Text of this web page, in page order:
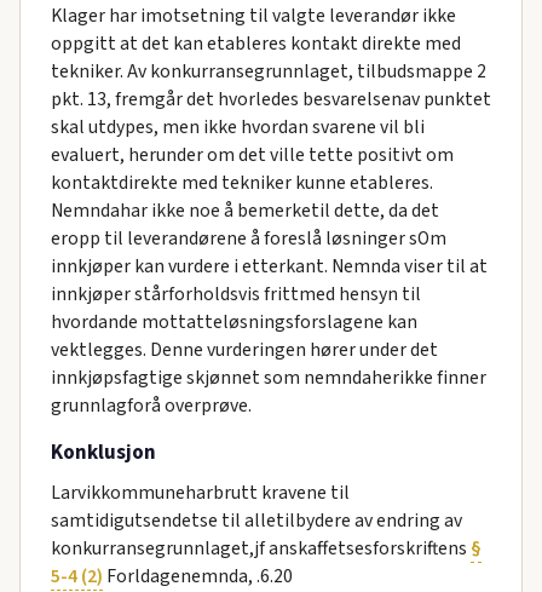
Klager har imotsetning til valgte leverandør ikke
oppgitt at det kan etableres kontakt direkte med
tekniker. Av konkurransegrunnlaget, tilbudsmappe 2
pkt. 13, fremgår det hvorledes besvarelsenav punktet
skal utdypes, men ikke hvordan svarene vil bli
evaluert, herunder om det ville tette positivt om
kontaktdirekte med tekniker kunne etableres.
Nemndahar ikke noe å bemerketil dette, da det
eropp til leverandørene å foreslå løsninger sOm
innkjøper kan vurdere i etterkant. Nemnda viser til at
innkjøper stårforholdsvis frittmed hensyn til
hvordande mottatteløsningsforslagene kan
vektlegges. Denne vurderingen hører under det
innkjøpsfagtige skjønnet som nemndaherikke finner
grunnlagforå overprøve.
Konklusjon
Larvikkommuneharbrutt kravene til
samtidigutsendetse til alletilbydere av endring av
konkurransegrunnlaget,jf anskaffetsesforskriftens §
5-4 (2) Forldagenemnda, .6.20